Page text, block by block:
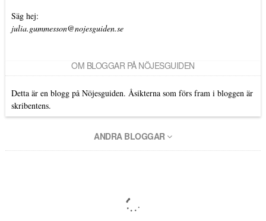
Säg hej:
julia.gummesson@nojesguiden.se
OM BLOGGAR PÅ NÖJESGUIDEN
Detta är en blogg på Nöjesguiden. Åsikterna som förs fram i bloggen är
skribentens.
ANDRA BLOGGAR